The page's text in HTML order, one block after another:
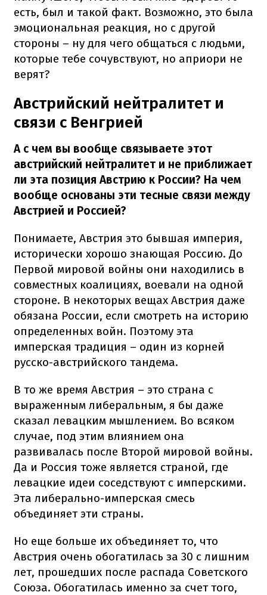
есть, был и такой факт. Возможно, это была
эмоциональная реакция, но с другой
стороны – ну для чего общаться с людьми,
которые тебе сочувствуют, но априори не
верят?
Австрийский нейтралитет и
связи с Венгрией
А с чем вы вообще связываете этот
австрийский нейтралитет и не приближает
ли эта позиция Австрию к России? На чем
вообще основаны эти тесные связи между
Австрией и Россией?
Понимаете, Австрия это бывшая империя,
исторически хорошо знающая Россию. До
Первой мировой войны они находились в
совместных коалициях, воевали на одной
стороне. В некоторых вещах Австрия даже
обязана России, если смотреть на историю
определенных войн. Поэтому эта
имперская традиция – один из корней
русско-австрийского тандема.
В то же время Австрия – это страна с
выраженным либеральным, я бы даже
сказал левацким мышлением. Во всяком
случае, под этим влиянием она
развивалась после Второй мировой войны.
Да и Россия тоже является страной, где
левацкие идеи соседствуют с имперскими.
Эта либерально-имперская смесь
объединяет эти страны.
Но еще больше их объединяет то, что
Австрия очень обогатилась за 30 с лишним
лет, прошедших после распада Советского
Союза. Обогатилась именно за счет того,